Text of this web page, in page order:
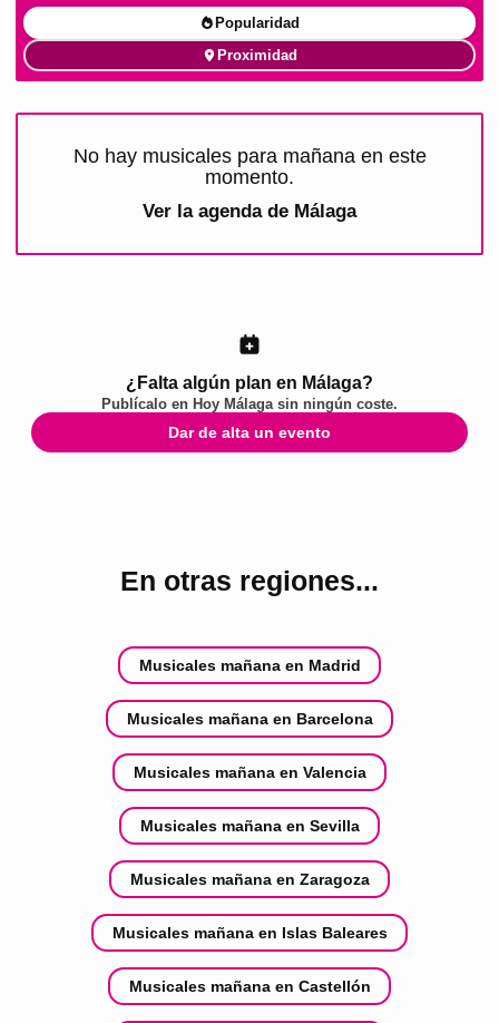
Popularidad
Proximidad
No hay musicales para mañana en este
momento.
Ver la agenda de Málaga
¿Falta algún plan en Málaga?
Publícalo en Hoy Málagasin ningún coste.
Dar de alta un evento
En otras regiones...
Musicales mañana en Madrid
Musicales mañana en Barcelona
Musicales mañana en Valencia
Musicales mañana en Sevilla
Musicales mañana en Zaragoza
Musicales mañana en Islas Baleares
Musicales mañana en Castellón